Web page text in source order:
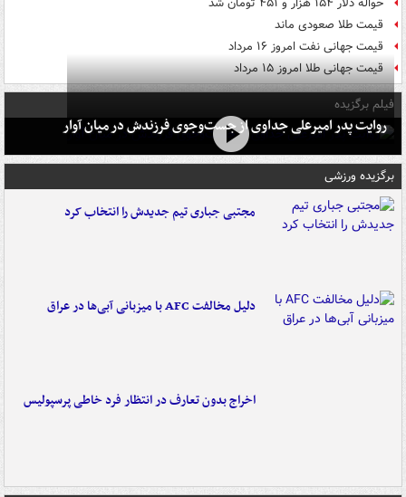
قیمت طلا صعودی ماند
قیمت جهانی نفت امروز ۱۶ مرداد
قیمت جهانی طلا امروز ۱۵ مرداد
فیلم برگزیده
روایت پدر امیرعلی جداوی از جست‌وجوی فرزندش در میان آوار
برگزیده ورزشی
مجتبی جباری تیم جدیدش را انتخاب کرد
دلیل مخالفت AFC با میزبانی آبی‌ها در عراق
اخراج بدون تعارف در انتظار فرد خاطی پرسپولیس